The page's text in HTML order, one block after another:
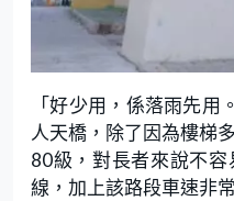
「好少用，係落雨先
人天橋，除了因為樓梯
80級，對長者來說不
線，加上該路段車速非